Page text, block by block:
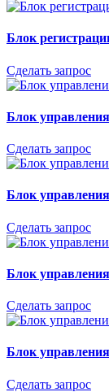
Блок
Сделать запрос
Блок
Сделать запрос
Блок
Сделать запрос
Блок
Сделать запрос
Блок
Сделать запрос